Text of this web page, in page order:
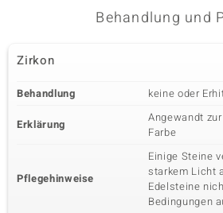
Behandlung und
Zirkon
Behandlung keine oder
Erklärung
Angewandt
Farbe
Pflegehinweise
Einige Steine
starkem Licht
Edelsteine
Bedingungen